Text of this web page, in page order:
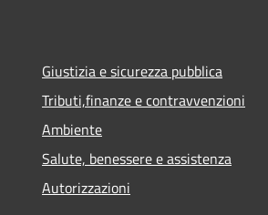
Giustizia e sicurezza pubblica
Tributi,finanze e contravvenzioni
Ambiente
Salute, benessere e assistenza
Autorizzazioni